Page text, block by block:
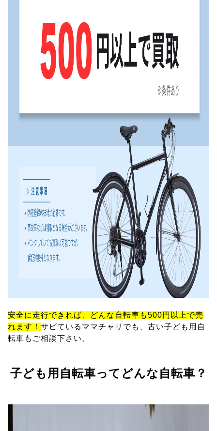
安全に走行できれば、どんな自転車も500円以上で売
れます！ サビているママチャリでも、古い子ども用自
転車もご相談下さい。
子ども用自転車ってどんな自転車？